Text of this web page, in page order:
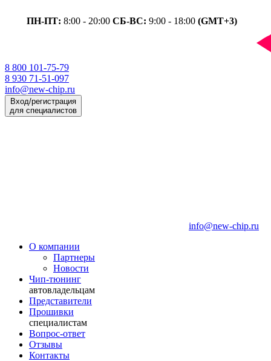
ПН-ПТ: 8:00 - 20:00 СБ-ВС: 9:00 - 18:00 (GMT+3)
8 800 101-75-79
8 930 71-51-097
info@new-chip.ru
Вход/регистрация
для специалистов
info@new-chip.ru
О компании
Партнеры
Новости
Чип-тюнинг
автовладельцам
Представители
Прошивки
специалистам
Вопрос-ответ
Отзывы
Контакты